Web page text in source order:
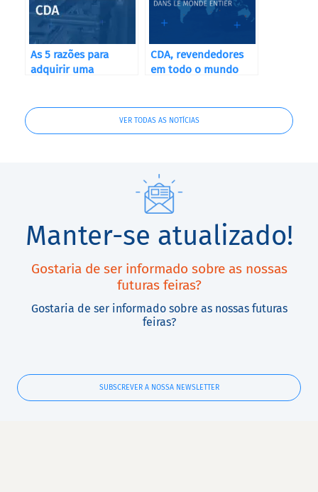
As 5 razões para
adquirir uma
automática CDA
CDA, revendedores
em todo o mundo
VER TODAS AS NOTÍCIAS
Manter-se atualizado!
Gostaria de ser informado sobre as nossas
futuras feiras?
Gostaria de ser informado sobre as nossas futuras
feiras?
SUBSCREVER A NOSSA NEWSLETTER